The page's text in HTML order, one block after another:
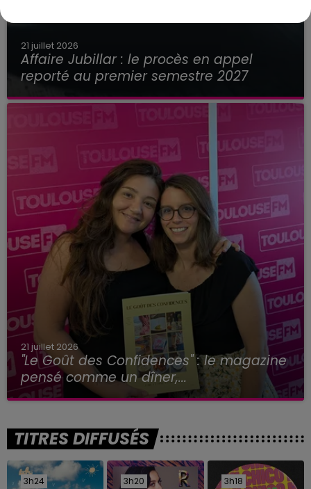
21 juillet 2026
Affaire Jubillar : le procès en appel
reporté au premier semestre 2027
21 juillet 2026
"Le Goût des Confidences" : le magazine
pensé comme un dîner,...
TITRES DIFFUSÉS
3h24
3h24 3h20
3h20 3h18
3h18